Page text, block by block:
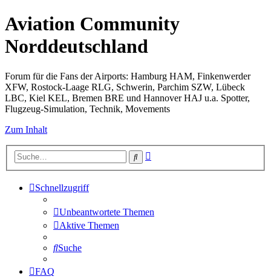
Aviation Community
Norddeutschland
Forum für die Fans der Airports: Hamburg HAM, Finkenwerder
XFW, Rostock-Laage RLG, Schwerin, Parchim SZW, Lübeck
LBC, Kiel KEL, Bremen BRE und Hannover HAJ u.a. Spotter,
Flugzeug-Simulation, Technik, Movements
Zum Inhalt
Suche
Schnellzugriff
Unbeantwortete Themen
Aktive Themen
Suche
FAQ